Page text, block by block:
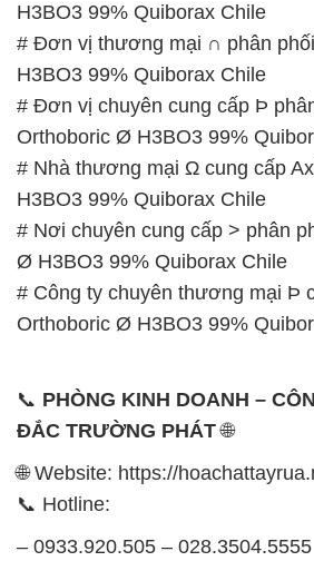
H3BO3 99% Quiborax Chile
# Đơn vị thương mại ∩ phân
H3BO3 99% Quiborax Chile
# Đơn vị chuyên cung cấp Þ
Orthoboric Ø H3BO3 99%
# Nhà thương mại Ω cung cấp
H3BO3 99% Quiborax Chile
# Nơi chuyên cung cấp > phân
Ø H3BO3 99% Quiborax Chile
# Công ty chuyên thương mại Þ
Orthoboric Ø H3BO3 99%
📞 PHÒNG KINH DOANH –
ĐẮC TRƯỜNG PHÁT🌐
🌐 Website: https://
📞 Hotline:
– 0933.920.505 – 028.3504.5555